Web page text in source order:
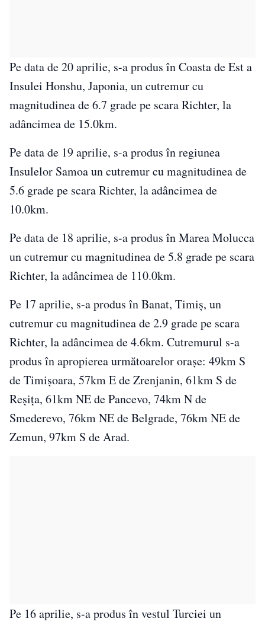
Pe data de 20 aprilie, s-a produs în Coasta de Est a
Insulei Honshu, Japonia, un cutremur cu
magnitudinea de 6.7 grade pe scara Richter, la
adâncimea de 15.0km.
Pe data de 19 aprilie, s-a produs în regiunea
Insulelor Samoa un cutremur cu magnitudinea de
5.6 grade pe scara Richter, la adâncimea de
10.0km.
Pe data de 18 aprilie, s-a produs în Marea Molucca
un cutremur cu magnitudinea de 5.8 grade pe scara
Richter, la adâncimea de 110.0km.
Pe 17 aprilie, s-a produs în Banat, Timiș, un
cutremur cu magnitudinea de 2.9 grade pe scara
Richter, la adâncimea de 4.6km. Cutremurul s-a
produs în apropierea următoarelor oraşe: 49km S
de Timișoara, 57km E de Zrenjanin, 61km S de
Reșița, 61km NE de Pancevo, 74km N de
Smederevo, 76km NE de Belgrade, 76km NE de
Zemun, 97km S de Arad.
Pe 16 aprilie, s-a produs în vestul Turciei un